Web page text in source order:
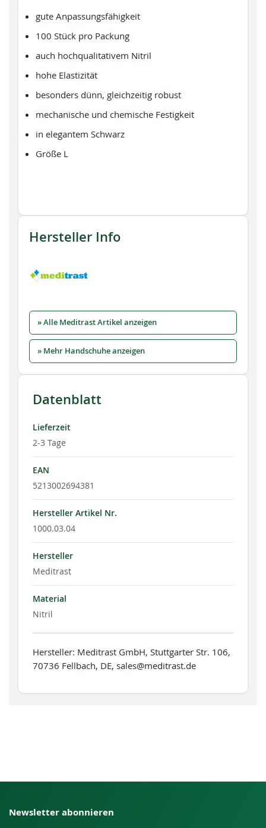
gute Anpassungsfähigkeit
100 Stück pro Packung
auch hochqualitativem Nitril
hohe Elastizität
besonders dünn, gleichzeitig robust
mechanische und chemische Festigkeit
in elegantem Schwarz
Größe L
Hersteller Info
» Alle Meditrast Artikel anzeigen
» Mehr Handschuhe anzeigen
Datenblatt
Lieferzeit
2-3 Tage
EAN
5213002694381
Hersteller Artikel Nr.
1000.03.04
Hersteller
Meditrast
Material
Nitril
Hersteller: Meditrast GmbH, Stuttgarter Str. 106,
70736 Fellbach, DE, sales@meditrast.de
Newsletter abonnieren